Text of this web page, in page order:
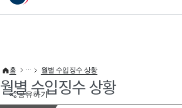
이 누리집은 대한민국 공식 전자정부 누리집입니다.
공유하기
홈 월별 수입징수 상황
월별 수입징수 상황